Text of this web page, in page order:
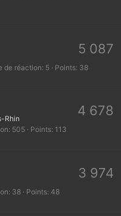
5 087
de réaction 5 Points 38
4 678
Rhin
505 Points 113
3 974
38 Points 48